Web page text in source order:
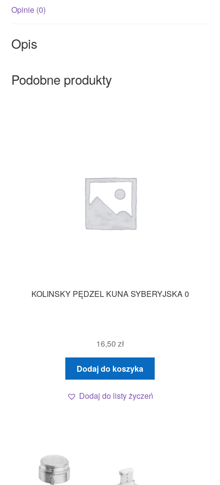
Opinie (0)
Opis
Podobne produkty
KOLINSKY PĘDZEL KUNA SYBERYJSKA 0
16,50 zł
Dodaj do koszyka
Dodaj do listy życzeń